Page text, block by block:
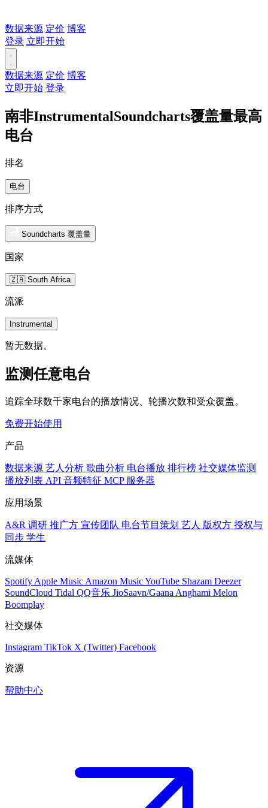
数据来源 定价 博客
登录 立即开始
数据来源 定价 博客
立即开始 登录
南非InstrumentalSoundcharts覆盖量最高
电台
排名
电台
排序方式
Soundcharts 覆盖量
国家
🇿🇦 South Africa
流派
Instrumental
暂无数据。
监测任意电台
追踪全球数千家电台的播放情况、轮播次数和受众覆盖。
免费开始使用
产品
数据来源 艺人分析 歌曲分析 电台播放 排行榜 社交媒体监测
播放列表 API 音频特征 MCP 服务器
应用场景
A&R 调研 推广方 宣传团队 电台节目策划 艺人 版权方 授权与
同步 学生
流媒体
Spotify Apple Music Amazon MusicYouTube Shazam Deezer
SoundCloud Tidal QQ音乐 JioSaavn/Gaana Anghami Melon
Boomplay
社交媒体
Instagram TikTok X (Twitter) Facebook
资源
帮助中心